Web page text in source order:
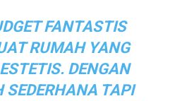
FANTASTIS
RUMAH YANG
DENGAN
SEDERHANA TAPI